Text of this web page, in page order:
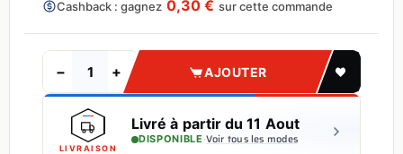
Cashback : gagnez 0,30 € sur cette commande
− + AJOUTER
LIVRAISON
Livré à partir du 11 Aout
DISPONIBLE ·Voir tous les modes